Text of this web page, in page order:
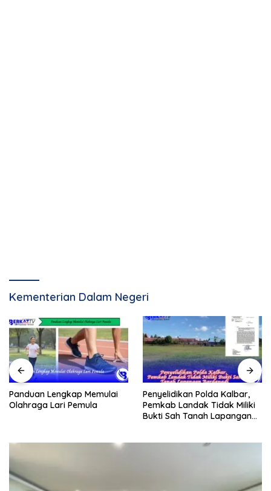
Kementerian Dalam Negeri
Panduan Lengkap Memulai
Olahraga Lari Pemula
Penyelidikan Polda Kalbar,
Pemkab Landak Tidak Miliki
Bukti Sah Tanah Lapangan